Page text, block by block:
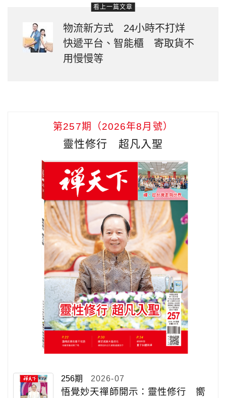
看上一篇文章
物流新方式 24小時不打烊
快遞平台、智能櫃 寄取貨不
用慢慢等
第257期（2026年8月號）
靈性修行 超凡入聖
256期 2026-07
悟覺妙天禪師開示：靈性修行 嚮